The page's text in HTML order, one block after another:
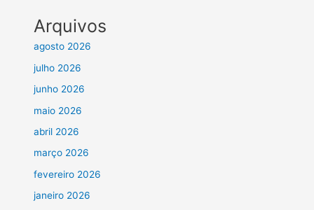
Arquivos
agosto 2026
julho 2026
junho 2026
maio 2026
abril 2026
março 2026
fevereiro 2026
janeiro 2026